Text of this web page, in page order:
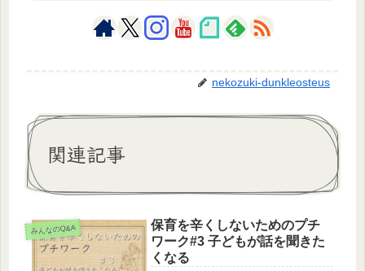
nekozuki-dunkleosteus
関連記事
みんなのQ&A
保育を辛くしないためのプチ
ワーク#3 子どもが話を聞きた
くなる